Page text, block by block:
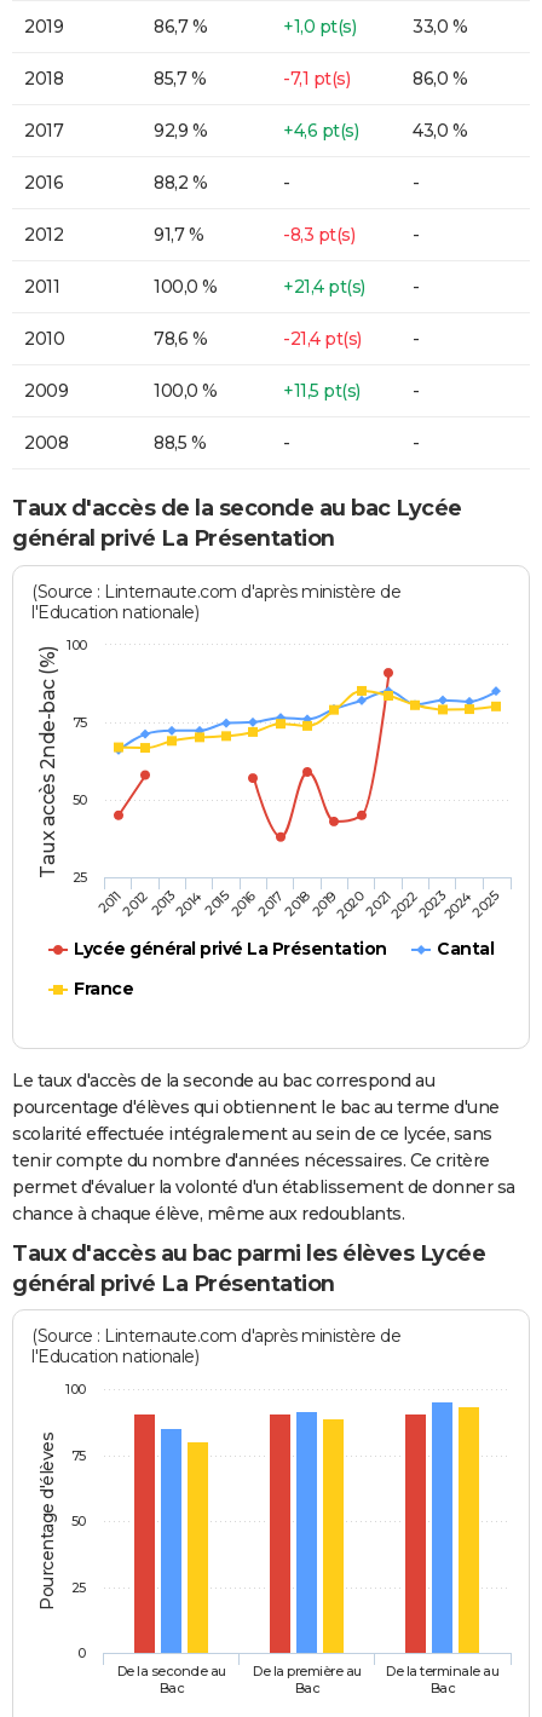
2019 86,7 % +1,0 pt(s) 33,0 %
2018 85,7 % -7,1 pt(s) 86,0 %
2017 92,9 % +4,6 pt(s) 43,0 %
2016 88,2 % - -
2012 91,7 % -8,3 pt(s) -
2011 100,0 % +21,4 pt(s) -
2010 78,6 % -21,4 pt(s) -
2009 100,0 % +11,5 pt(s) -
2008 88,5 % - -
Taux d'accès de la seconde au bac Lycée
général privé La Présentation
Taux accès 2nde-bac (%)
(Source : Linternaute.com d'après ministère de
l'Education nationale)
Lycée général privé La Présentation
Cantal
France
201120122013201420152016201720182019202020212022202320242025
25
50
75
100
Le taux d'accès de la seconde au bac correspond au
pourcentage d'élèves qui obtiennent le bac au terme d'une
scolarité effectuée intégralement au sein de ce lycée, sans
tenir compte du nombre d'années nécessaires. Ce critère
permet d'évaluer la volonté d'un établissement de donner sa
chance à chaque élève, même aux redoublants.
Taux d'accès au bac parmi les élèves Lycée
général privé La Présentation
Pourcentage d'élèves
(Source : Linternaute.com d'après ministère de
l'Education nationale)
De la seconde au
Bac
De la première au
Bac
De la terminale au
Bac
0
25
50
75
100